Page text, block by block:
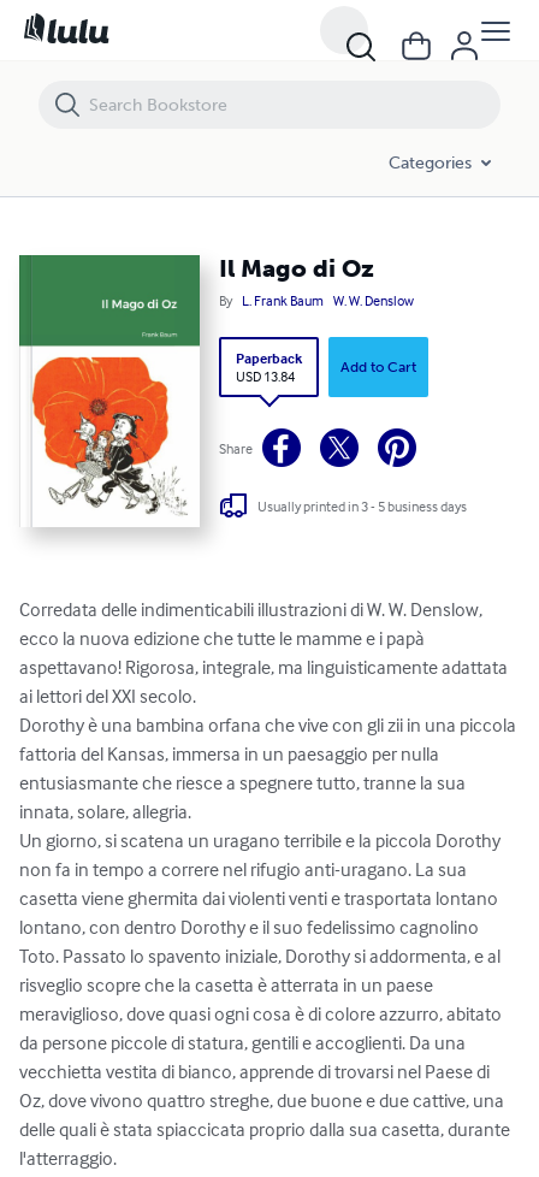
Categories
Il Mago di Oz
By L. Frank Baum W. W. Denslow
Paperback
USD 13.84
Add to Cart
Share
Usually printed in 3 - 5 business days
Corredata delle indimenticabili illustrazioni di W. W. Denslow,
ecco la nuova edizione che tutte le mamme e i papà
aspettavano! Rigorosa, integrale, ma linguisticamente adattata
ai lettori del XXI secolo.
Dorothy è una bambina orfana che vive con gli zii in una piccola
fattoria del Kansas, immersa in un paesaggio per nulla
entusiasmante che riesce a spegnere tutto, tranne la sua
innata, solare, allegria.
Un giorno, si scatena un uragano terribile e la piccola Dorothy
non fa in tempo a correre nel rifugio anti-uragano. La sua
casetta viene ghermita dai violenti venti e trasportata lontano
lontano, con dentro Dorothy e il suo fedelissimo cagnolino
Toto. Passato lo spavento iniziale, Dorothy si addormenta, e al
risveglio scopre che la casetta è atterrata in un paese
meraviglioso, dove quasi ogni cosa è di colore azzurro, abitato
da persone piccole di statura, gentili e accoglienti. Da una
vecchietta vestita di bianco, apprende di trovarsi nel Paese di
Oz, dove vivono quattro streghe, due buone e due cattive, una
delle quali è stata spiaccicata proprio dalla sua casetta, durante
l'atterraggio.
Il Mago di Oz